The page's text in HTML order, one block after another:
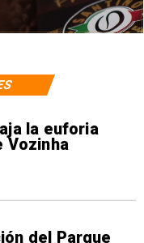
la euforia
Vozinha
del Parque